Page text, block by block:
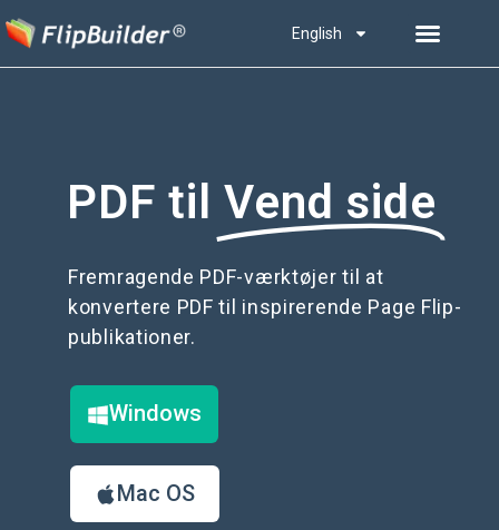
English
PDF til Vend side
Fremragende PDF-værktøjer til at
konvertere PDF til inspirerende Page Flip-
publikationer.
Windows
Mac OS